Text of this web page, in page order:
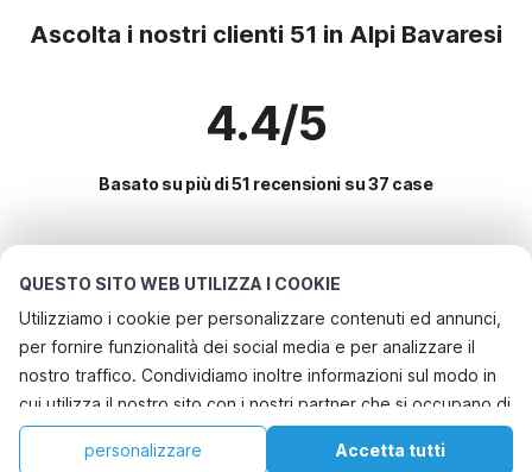
QUESTO SITO WEB UTILIZZA I COOKIE
Utilizziamo i cookie per personalizzare contenuti ed annunci,
per fornire funzionalità dei social media e per analizzare il
nostro traffico. Condividiamo inoltre informazioni sul modo in
cui utilizza il nostro sito con i nostri partner che si occupano di
analisi dei dati web, pubblicità e social media, i quali
potrebbero combinarle con altre informazioni che ha fornito
Accetta tutti
personalizzare
Ascolta i nostri clienti 51 in Alpi Bavaresi
4.4/5
Basato su più di 51 recensioni su 37 case
Le destinazioni più popolari per le
vacanze
Servizi più popolari per le vacanze in Alpi bavaresi
Casa vacanze in un'area sciistica
Casa vacanze sul lago
Casa vacanze con giardino
Le migliori regioni con i migliori servizi per le vacanze
Casa vacanze a misura di bambino mecklenburgo-pomerania
Città con i migliori servizi per le vacanze